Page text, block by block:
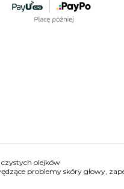
olejków
problemy skóry głowy,